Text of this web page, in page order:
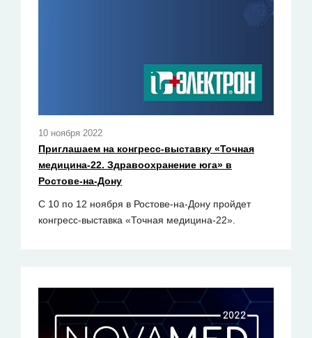
10 ноября 2022
Приглашаем на конгресс-выставку «Точная
медицина-22. Здравоохранение юга» в
Ростове-на-Дону
С 10 по 12 ноября в Ростове-на-Дону пройдет
конгресс-выставка «Точная медицина-22».